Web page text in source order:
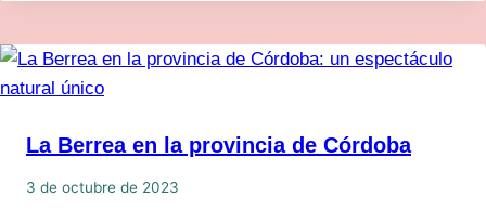
La Berrea en la provincia de Córdoba
3 de octubre de 2023